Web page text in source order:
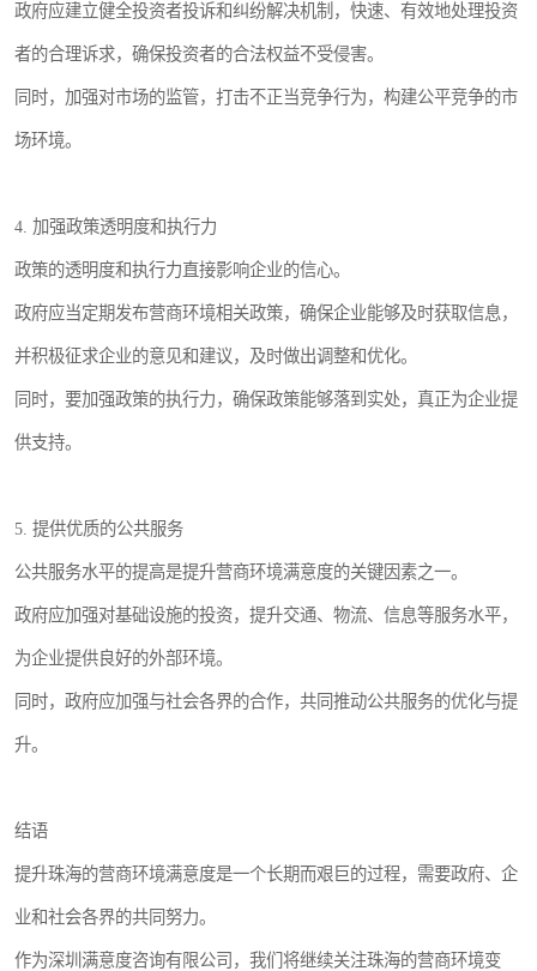
政府应建立健全投资者投诉和纠纷解决机制，快速、有效地处理投资
者的合理诉求，确保投资者的合法权益不受侵害。
同时，加强对市场的监管，打击不正当竞争行为，构建公平竞争的市
场环境。
4. 加强政策透明度和执行力
政策的透明度和执行力直接影响企业的信心。
政府应当定期发布营商环境相关政策，确保企业能够及时获取信息，
并积极征求企业的意见和建议，及时做出调整和优化。
同时，要加强政策的执行力，确保政策能够落到实处，真正为企业提
供支持。
5. 提供优质的公共服务
公共服务水平的提高是提升营商环境满意度的关键因素之一。
政府应加强对基础设施的投资，提升交通、物流、信息等服务水平，
为企业提供良好的外部环境。
同时，政府应加强与社会各界的合作，共同推动公共服务的优化与提
升。
结语
提升珠海的营商环境满意度是一个长期而艰巨的过程，需要政府、企
业和社会各界的共同努力。
作为深圳满意度咨询有限公司，我们将继续关注珠海的营商环境变